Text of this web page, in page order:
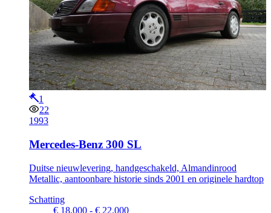
1
22
1993
Mercedes-Benz 300 SL
Duitse nieuwlevering, handgeschakeld, Almandinrood
Metallic, aantoonbare historie sinds 2001 en originele hardtop
Schatting
€ 18.000 - € 22.000